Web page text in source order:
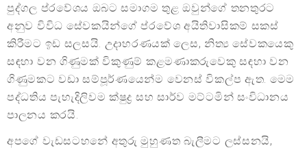
පුද්ගල ප්රවේශය ඔබට සමාගම තුළ ඔවුන්ගේ තනතුරට
අනුව විවිධ සේවකයින්ගේ ප්රවේශ අයිතිවාසිකම් සකස්
කිරීමට ඉඩ සලසයි. උදාහරණයක් ලෙස, නිත්‍ය සේවකයෙකු
සඳහා වන ගිණුමක් විකුණුම් කළමණාකරුවෙකු සඳහා වන
ගිණුමකට වඩා සම්පූර්ණයෙන්ම වෙනස් විකල්ප ඇත. මෙම
පද්ධතිය පැහැදිලිවම ක්ෂුද්‍ර සහ සාර්ව මට්ටමින් සංවිධානය
පාලනය කරයි.
අපගේ වැඩසටහනේ අතුරු මුහුණත බැලීමට ලස්සනයි,